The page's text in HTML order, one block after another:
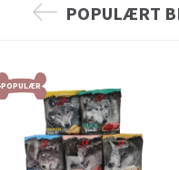
POPULÆRT
POPULÆR